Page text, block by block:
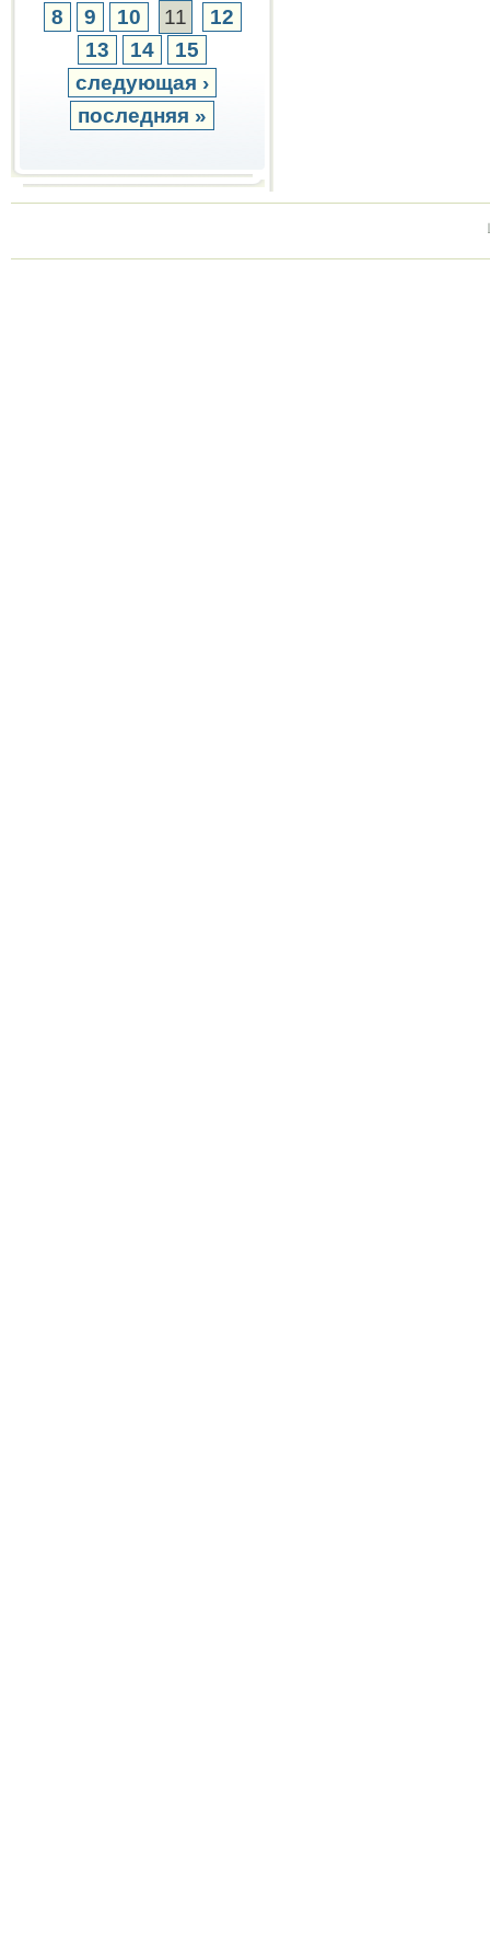
8
9 10 11
12
13
14
15
следующая ›
последняя »